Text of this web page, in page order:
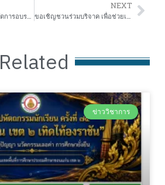
สพป.ขอนแก่น เขต 2 จัดการอบรมหลักสูตรการพัฒนาเว็บไซด์สถานศึกษาสนับสนุนโครงการ ITA สถานศึกษา
NEXT
ขอเชิญชวนร่วมบริจาค เพื่อช่วยเหลือผู้อพยพและประสบภัย ในจังหวัดชายแดนไทย – กัมพูชา เพื่อช่วยเหลือนักเรียน ครู บุคลากรทางการศึกษา ผู้ปกครองและประชาชนที่ประสบภัย
Related
ข่าววิชาการ